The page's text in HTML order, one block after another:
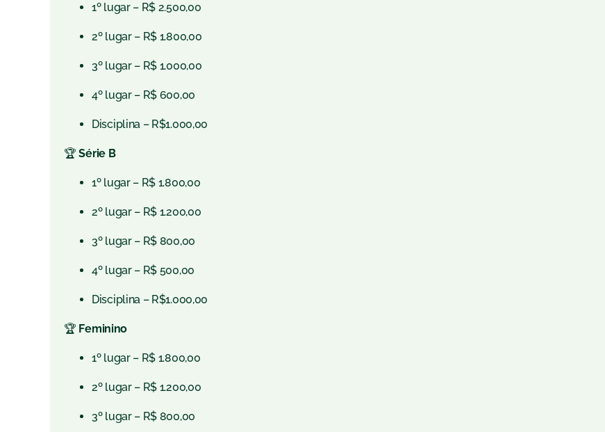
1º lugar – R$ 2.500,00
2º lugar – R$ 1.800,00
3º lugar – R$ 1.000,00
4º lugar – R$ 600,00
Disciplina – R$1.000,00
🏆Série B
1º lugar – R$ 1.800,00
2º lugar – R$ 1.200,00
3º lugar – R$ 800,00
4º lugar – R$ 500,00
Disciplina – R$1.000,00
🏆 Feminino
1º lugar – R$ 1.800,00
2º lugar – R$ 1.200,00
3º lugar – R$ 800,00